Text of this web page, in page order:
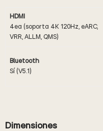
HDMI
4ea (soporta 4K 120Hz, eARC,
VRR, ALLM, QMS)
Bluetooth
Sí (V5.1)
Dimensiones